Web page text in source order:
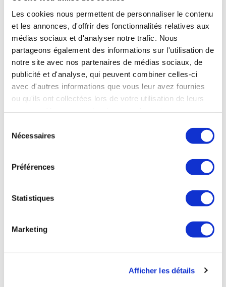
Les cookies nous permettent de personnaliser le contenu
et les annonces, d'offrir des fonctionnalités relatives aux
médias sociaux et d'analyser notre trafic. Nous
partageons également des informations sur l'utilisation de
notre site avec nos partenaires de médias sociaux, de
publicité et d'analyse, qui peuvent combiner celles-ci
avec d'autres informations que vous leur avez fournies
ou qu'ils ont collectées lors de votre utilisation de leurs
Nécessaires
Préférences
Statistiques
Marketing
Afficher les détails
Voir la fiche complète
Thermes d'Eugénie-les- Bains
Rhumatologie
Affections urinaires et maladies métaboliques
Ville :
Rhumatologie